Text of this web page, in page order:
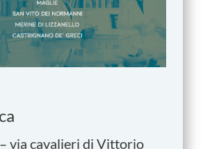
via cavalieri di Vittorio